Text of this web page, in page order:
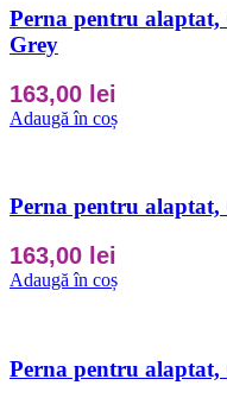
Perna pentru alaptat,
Grey
163,00 lei
Adaugă în coș
Perna pentru alaptat,
163,00 lei
Adaugă în coș
Perna pentru alaptat,